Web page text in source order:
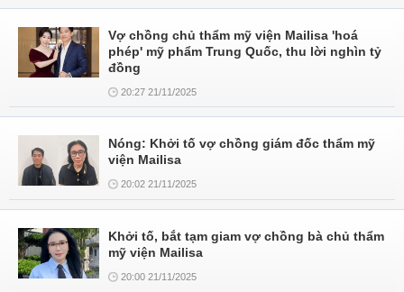
Vợ chồng chủ thẩm mỹ viện Mailisa 'hoá
phép' mỹ phẩm Trung Quốc, thu lời nghìn tỷ
đồng
20:27 21/11/2025
Nóng: Khởi tố vợ chồng giám đốc thẩm mỹ
viện Mailisa
20:02 21/11/2025
Khởi tố, bắt tạm giam vợ chồng bà chủ thẩm
mỹ viện Mailisa
20:00 21/11/2025